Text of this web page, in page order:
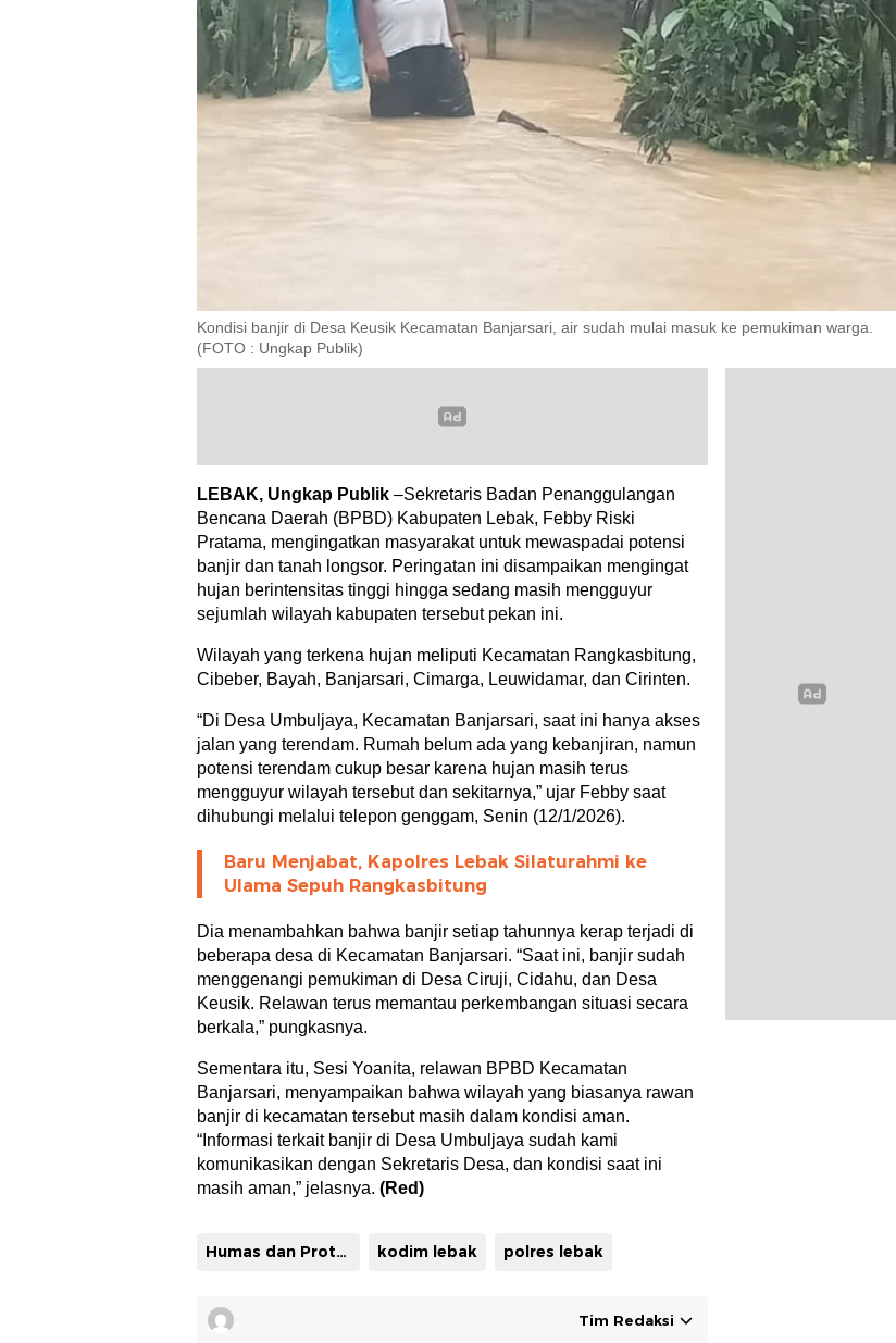
Kondisi banjir di Desa Keusik Kecamatan Banjarsari, air sudah mulai masuk ke pemukiman warga.
(FOTO : Ungkap Publik)
LEBAK, Ungkap Publik –Sekretaris Badan Penanggulangan
Bencana Daerah (BPBD) Kabupaten Lebak, Febby Riski
Pratama, mengingatkan masyarakat untuk mewaspadai potensi
banjir dan tanah longsor. Peringatan ini disampaikan mengingat
hujan berintensitas tinggi hingga sedang masih mengguyur
sejumlah wilayah kabupaten tersebut pekan ini.
Wilayah yang terkena hujan meliputi Kecamatan Rangkasbitung,
Cibeber, Bayah, Banjarsari, Cimarga, Leuwidamar, dan Cirinten.
“Di Desa Umbuljaya, Kecamatan Banjarsari, saat ini hanya akses
jalan yang terendam. Rumah belum ada yang kebanjiran, namun
potensi terendam cukup besar karena hujan masih terus
mengguyur wilayah tersebut dan sekitarnya,” ujar Febby saat
dihubungi melalui telepon genggam, Senin (12/1/2026).
Baru Menjabat, Kapolres Lebak Silaturahmi ke
Ulama Sepuh Rangkasbitung
Dia menambahkan bahwa banjir setiap tahunnya kerap terjadi di
beberapa desa di Kecamatan Banjarsari. “Saat ini, banjir sudah
menggenangi pemukiman di Desa Ciruji, Cidahu, dan Desa
Keusik. Relawan terus memantau perkembangan situasi secara
berkala,” pungkasnya.
Sementara itu, Sesi Yoanita, relawan BPBD Kecamatan
Banjarsari, menyampaikan bahwa wilayah yang biasanya rawan
banjir di kecamatan tersebut masih dalam kondisi aman.
“Informasi terkait banjir di Desa Umbuljaya sudah kami
komunikasikan dengan Sekretaris Desa, dan kondisi saat ini
masih aman,” jelasnya. (Red)
Humas dan Protokoler Pemkab Lebak kodim lebak polres lebak
Tim Redaksi